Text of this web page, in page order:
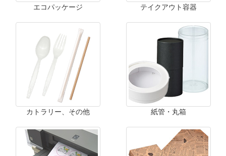
エコパッケージ テイクアウト容器
カトラリー、その他 紙管・丸箱